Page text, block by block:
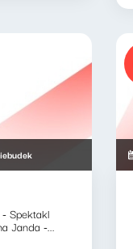
Spektakl
Janda -...